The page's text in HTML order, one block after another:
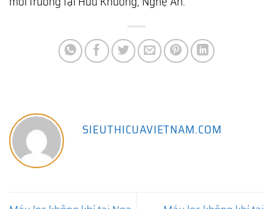
SIEUTHICUAVIETNAM.COM